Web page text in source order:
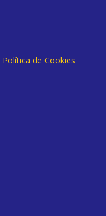
Política de Cookies